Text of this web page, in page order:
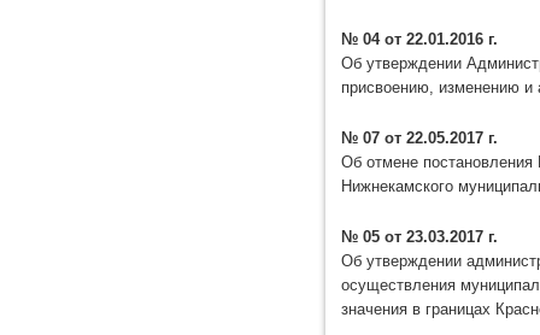
№ 04 от 22.01.2016 г.
Об утверждении
присвоению, изменению и
№ 07 от 22.05.2017 г.
Об отмене постановления
Нижнекамского
№ 05 от 23.03.2017 г.
Об утверждении
осуществления
значения в границах